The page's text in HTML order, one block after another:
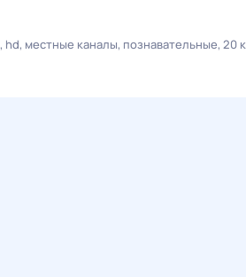
hd местные каналы познавательные 20